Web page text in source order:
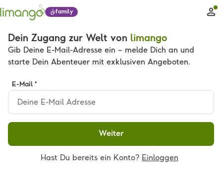
family
Dein Zugang zur Welt von limango
Gib Deine E-Mail-Adresse ein – melde Dich an und
starte Dein Abenteuer mit exklusiven Angeboten.
E-Mail *
Weiter
Hast Du bereits ein Konto? Einloggen